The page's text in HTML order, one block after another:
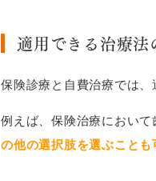
適用できる治療法
保険診療と自費治療では、
例えば、保険治療におい
の他の選択肢を選ぶことも